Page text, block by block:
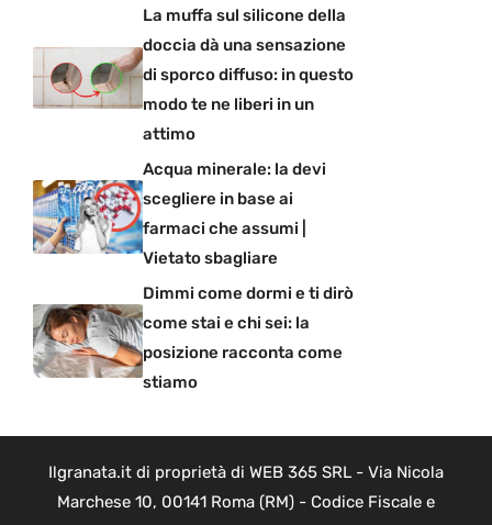
La muffa sul silicone della
doccia dà una sensazione
di sporco diffuso: in questo
modo te ne liberi in un
attimo
Acqua minerale: la devi
scegliere in base ai
farmaci che assumi |
Vietato sbagliare
Dimmi come dormi e ti dirò
come stai e chi sei: la
posizione racconta come
stiamo
Ilgranata.it di proprietà di WEB 365 SRL - Via Nicola
Marchese 10, 00141 Roma (RM) - Codice Fiscale e